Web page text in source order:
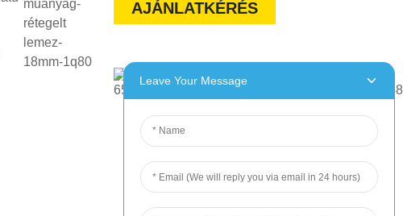
AJÁNLATKÉRÉS
Leave Your Message